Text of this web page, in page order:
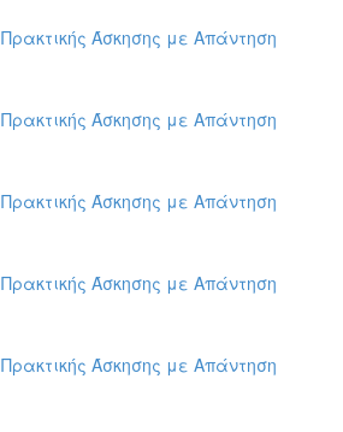
Άσκησης με Απάντηση
Άσκησης με Απάντηση
Άσκησης με Απάντηση
Άσκησης με Απάντηση
Άσκησης με Απάντηση